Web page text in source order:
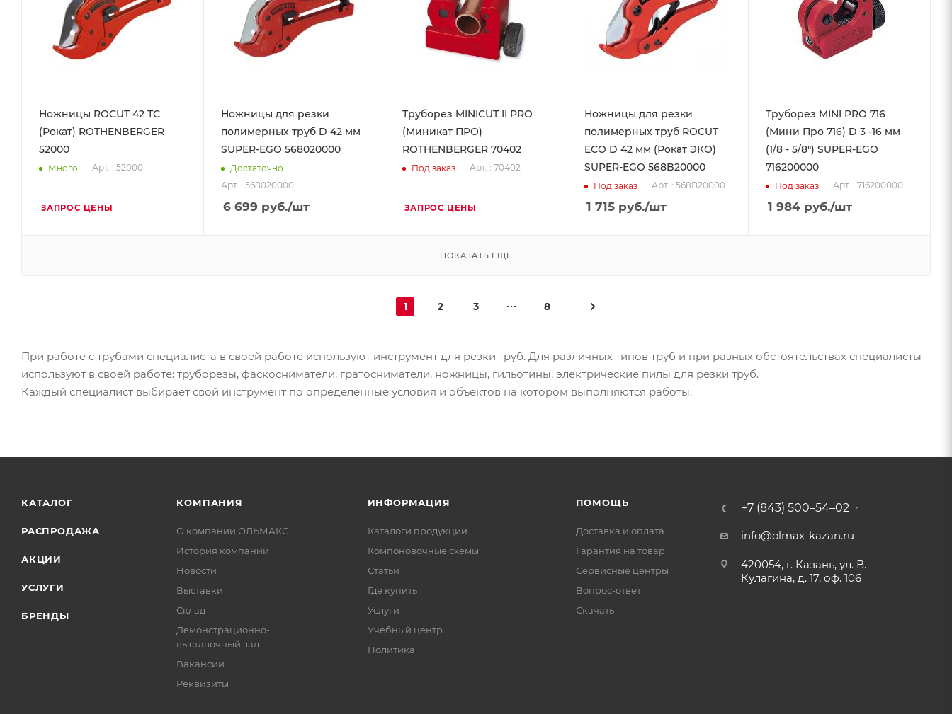
Ножницы ROCUT 42 ТС
(Рокат) ROTHENBERGER
52000
Много Арт. : 52000
ЗАПРОС ЦЕНЫ
Ножницы для резки
полимерных труб D 42 мм
SUPER-EGO 568020000
Достаточно
Арт. : 568020000
6 699 руб./шт
Труборез MINICUT II PRO
(Миникат ПРО)
ROTHENBERGER 70402
Под заказ Арт. : 70402
ЗАПРОС ЦЕНЫ
Ножницы для резки
полимерных труб ROCUT
ECO D 42 мм (Рокат ЭКО)
SUPER-EGO 568B20000
Под заказ Арт. : 568B20000
1 715руб./шт
Труборез MINI PRO 716
(Мини Про 716) D 3 -16 мм
(1/8 - 5/8") SUPER-EGO
716200000
Под заказ Арт. : 716200000
1 984 руб./шт
ПОКАЗАТЬ ЕЩЕ
1 2 3 8
При работе с трубами специалиста в своей работе используют инструмент для резки труб. Для различных типов труб и при разных обстоятельствах специалисты
используют в своей работе: труборезы, фаскосниматели, гратосниматели, ножницы, гильотины, электрические пилы для резки труб.
Каждый специалист выбирает свой инструмент по определённые условия и объектов на котором выполняются работы.
КАТАЛОГ
РАСПРОДАЖА
АКЦИИ
УСЛУГИ
БРЕНДЫ
КОМПАНИЯ
О компании ОЛЬМАКС
История компании
Новости
Выставки
Склад
Демонстрационно-
выставочный зал
Вакансии
Реквизиты
ИНФОРМАЦИЯ
Каталоги продукции
Компоновочные схемы
Статьи
Где купить
Услуги
Учебный центр
Политика
ПОМОЩЬ
Доставка и оплата
Гарантия на товар
Сервисные центры
Вопрос-ответ
Скачать
+7 (843) 500–54–02
info@olmax-kazan.ru
420054, г. Казань, ул. В.
Кулагина, д. 17, оф. 106